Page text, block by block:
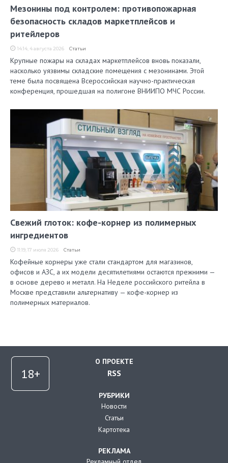
Мезонины под контролем: противопожарная
безопасность складов маркетплейсов и
ритейлеров
14:14, 4 августа 2026 Статьи
Крупные пожары на складах маркетплейсов вновь показали,
насколько уязвимы складские помещения с мезонинами. Этой
теме была посвящена Всероссийская научно-практическая
конференция, прошедшая на полигоне ВНИИПО МЧС России.
Свежий глоток: кофе-корнер из полимерных
ингредиентов
11:19, 17 июля 2026 Статьи
Кофейные корнеры уже стали стандартом для магазинов,
офисов и АЗС, а их модели десятилетиями остаются прежними —
в основе дерево и металл. На Неделе российского ритейла в
Москве представили альтернативу — кофе-корнер из
полимерных материалов.
О ПРОЕКТЕ
RSS
РУБРИКИ
Новости
Статьи
Картотека
РЕКЛАМА